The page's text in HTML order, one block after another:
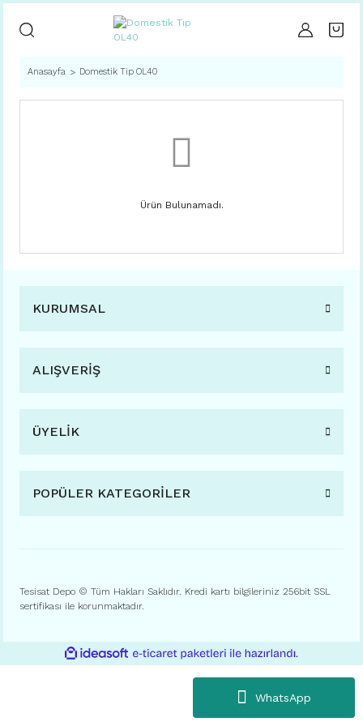
WhatsApp
Anasayfa Domestik Tip OL40
Ürün Bulunamadı.
KURUMSAL
ALIŞVERİŞ
ÜYELİK
POPÜLER KATEGORİLER
Tesisat Depo © Tüm Hakları Saklıdır. Kredi kartı bilgileriniz 256bit SSL
sertifikası ile korunmaktadır.
ideasoft
e-
ticaret
hazırlandı.